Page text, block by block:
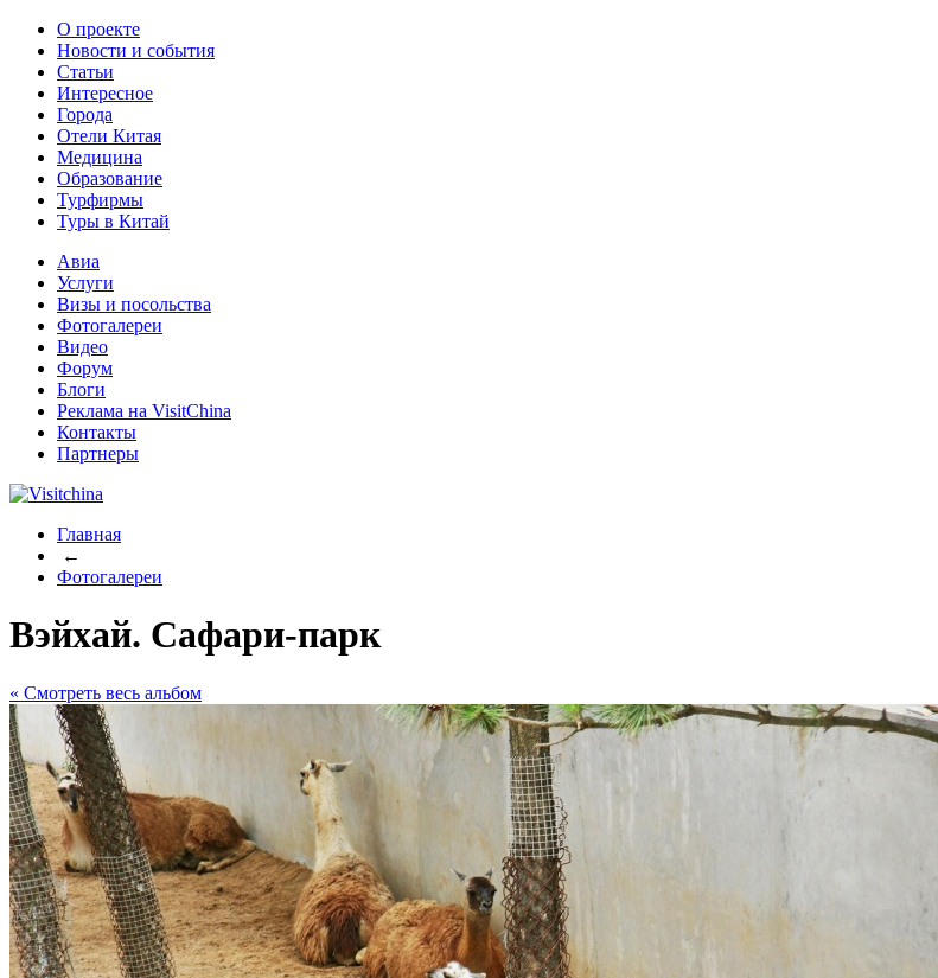
О проекте
Новости и события
Статьи
Интересное
Города
Отели Китая
Медицина
Образование
Турфирмы
Туры в Китай
Авиа
Услуги
Визы и посольства
Фотогалереи
Видео
Форум
Блоги
Реклама на VisitChina
Контакты
Партнеры
Главная
←
Фотогалереи
Вэйхай. Сафари-парк
« Cмотреть весь альбом